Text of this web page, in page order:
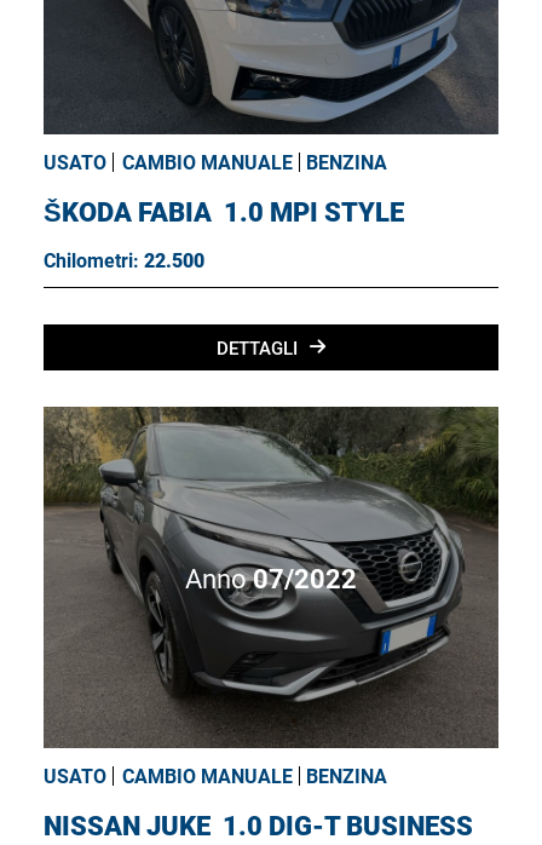
USATO CAMBIO MANUALE BENZINA
ŠKODA FABIA 1.0 MPI STYLE
Chilometri: 22.500
DETTAGLI
Anno07/2022
USATO CAMBIO MANUALE BENZINA
NISSAN JUKE 1.0 DIG-T BUSINESS